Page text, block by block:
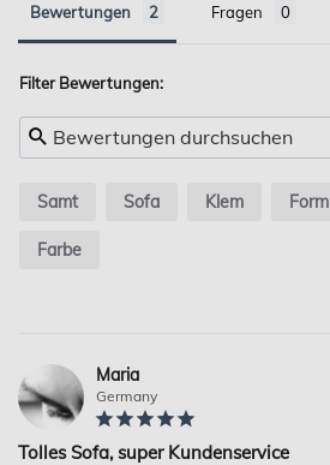
Bewertungen Fragen
Filter Bewertungen:
Samt Sofa Klem Form
Farbe
Maria
Germany
Tolles Sofa, super Kundenservice